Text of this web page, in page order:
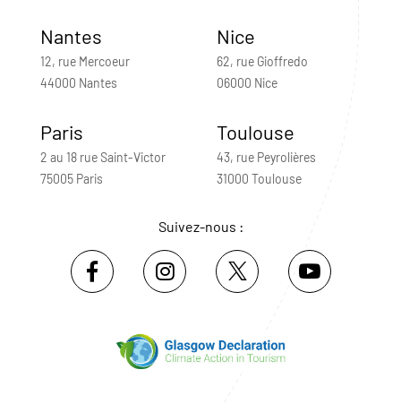
Nantes
12, rue Mercoeur
44000 Nantes
Nice
62, rue Gioffredo
06000 Nice
Paris
2 au 18 rue Saint-Victor
75005 Paris
Toulouse
43, rue Peyrolières
31000 Toulouse
Suivez-nous :